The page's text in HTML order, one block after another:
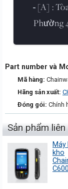
- [A] :
Phường
Part number và
Mã hàng:
Hãng sản xuất:
Đóng gói: Chính
Sản phẩm liên
Máy
kho